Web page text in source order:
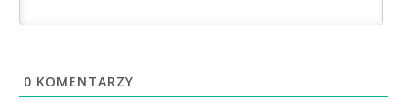
0 KOMENTARZY